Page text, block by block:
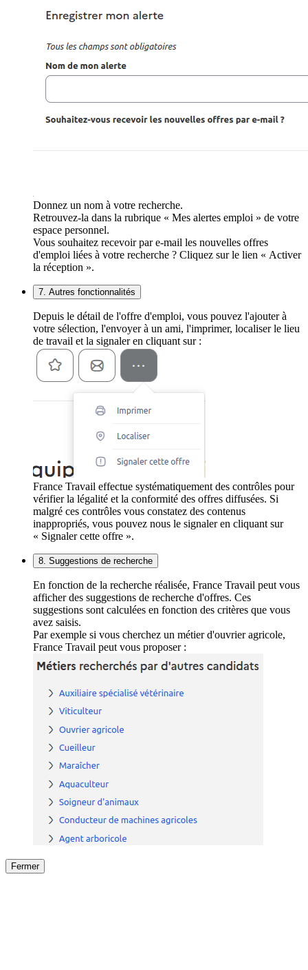
Donnez un nom à votre recherche.
Retrouvez-la dans la rubrique « Mes alertes emploi » de votre
espace personnel.
Vous souhaitez recevoir par e-mail les nouvelles offres
d'emploi liées à votre recherche ? Cliquez sur le lien « Activer
la réception ».
7. Autres fonctionnalités
Depuis le détail de l'offre d'emploi, vous pouvez l'ajouter à
votre sélection, l'envoyer à un ami, l'imprimer, localiser le lieu
de travail et la signaler en cliquant sur :
France Travail effectue systématiquement des contrôles pour
vérifier la légalité et la conformité des offres diffusées. Si
malgré ces contrôles vous constatez des contenus
inappropriés, vous pouvez nous le signaler en cliquant sur
« Signaler cette offre ».
8. Suggestions de recherche
En fonction de la recherche réalisée, France Travail peut vous
afficher des suggestions de recherche d'offres. Ces
suggestions sont calculées en fonction des critères que vous
avez saisis.
Par exemple si vous cherchez un métier d'ouvrier agricole,
France Travail peut vous proposer :
Fermer